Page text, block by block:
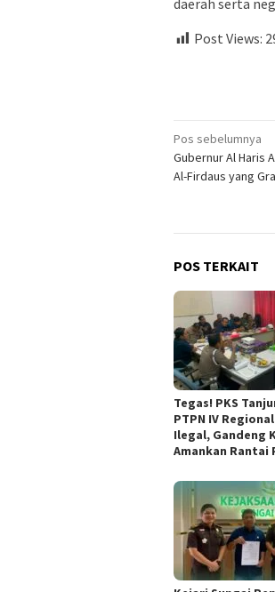
daerah serta
Post Views:
Navigasi
pos
Pos sebelumnya
Gubernur Al Haris
Al-Firdaus yang
POS TERKAIT
Tegas! PKS
PTPN IV
Ilegal, Gandeng
Amankan Rantai